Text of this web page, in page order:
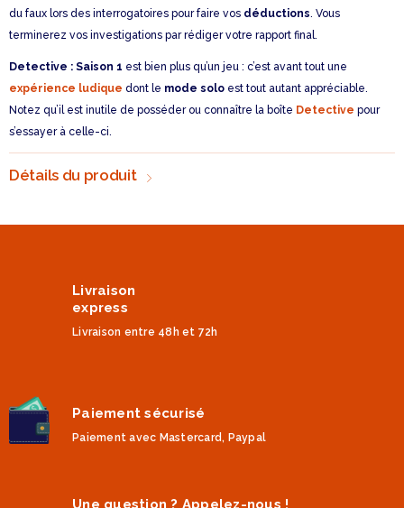
du faux lors des interrogatoires pour faire vos déductions. Vous
terminerez vos investigations par rédiger votre rapport final.
Detective : Saison 1 est bien plus qu’un jeu : c’est avant tout une
expérience ludique dont le mode solo est tout autant appréciable.
Notez qu’il est inutile de posséder ou connaître la boîte Detective pour
s’essayer à celle-ci.
Détails du produit
Livraison
express
Livraison entre 48h et 72h
Paiement sécurisé
Paiement avec Mastercard, Paypal
Une question ? Appelez-nous !